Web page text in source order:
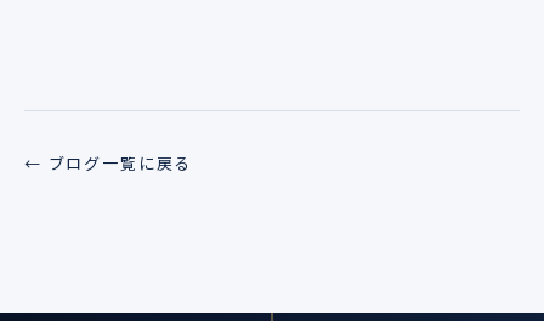
← ブログ一覧に戻る